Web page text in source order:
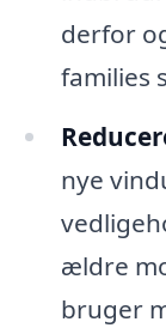
derfor
families
nye
ældre
bruger